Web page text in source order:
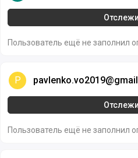
Пользователь ещё не заполнил
pavlenko.vo2019@gmail.com
P
Пользователь ещё не заполнил